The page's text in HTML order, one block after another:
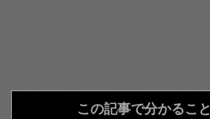
この記事で分かること